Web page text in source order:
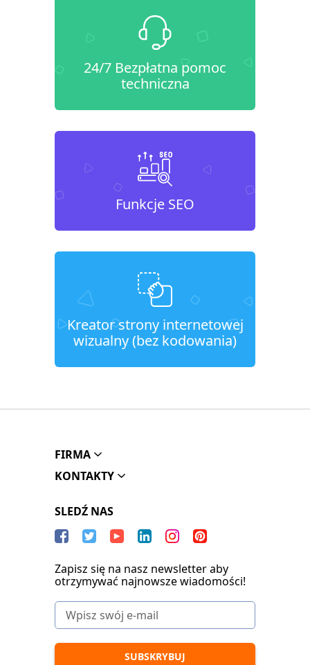
24/7 Bezpłatna pomoc
techniczna
Funkcje SEO
Kreator strony internetowej
wizualny (bez kodowania)
FIRMA
KONTAKTY
SLEDŹ NAS
Zapisz się na nasz newsletter aby
otrzymywać najnowsze wiadomości!